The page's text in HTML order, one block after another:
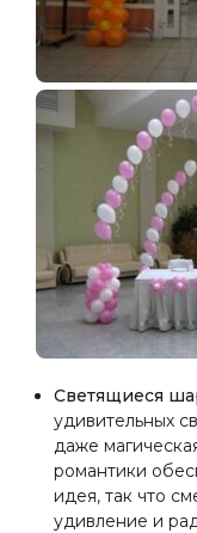
Светящиеся
удивительных
даже
романтики
идея, так что
удивление и